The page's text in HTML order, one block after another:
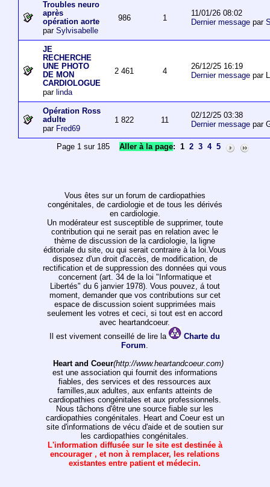
Troubles neuro
après
opération aorte
par Sylvisabelle
986 1
11/01/26 08:02
Dernier messagepar
JE
RECHERCHE
UNE PHOTO
DE MON
CARDIOLOGUE
par linda
2 461 4
26/12/25 16:19
Dernier messagepar
Opération Ross
adulte
par Fred69
1 822 11
02/12/25 03:38
Dernier messagepar
Page 1 sur 185Aller à la page: 1 2 3 4 5
Vous êtes sur un forum de cardiopathies
congénitales, de cardiologie et de tous les dérivés
en cardiologie.
Un modérateur est susceptible de supprimer, toute
contribution qui ne serait pas en relation avec le
thème de discussion de la cardiologie, la ligne
éditoriale du site, ou qui serait contraire à la loi.Vous
disposez d'un droit d'accès, de modification, de
rectification et de suppression des données qui vous
concernent (art. 34 de la loi "Informatique et
Libertés" du 6 janvier 1978). Vous pouvez, á tout
moment, demander que vos contributions sur cet
espace de discussion soient supprimées mais
seulement les votres et ceci, si tout est en accord
avec heartandcoeur.
Il est vivement conseillé de lire la
Charte du
Forum.
Heart and Coeur(http://www.heartandcoeur.com)
est une association qui fournit des informations
fiables, des services et des ressources aux
familles,aux adultes, aux enfants atteints de
cardiopathies congénitales et aux professionnels.
Nous tâchons d'être une source fiable sur les
cardiopathies congénitales. Heart and Coeur est un
site d'informations de vécu d'aide et de soutien sur
les cardiopathies congénitales.
L'information diffusée sur le site est destinée à
encourager , et non à remplacer, les relations
existantes entre patient et médecin.